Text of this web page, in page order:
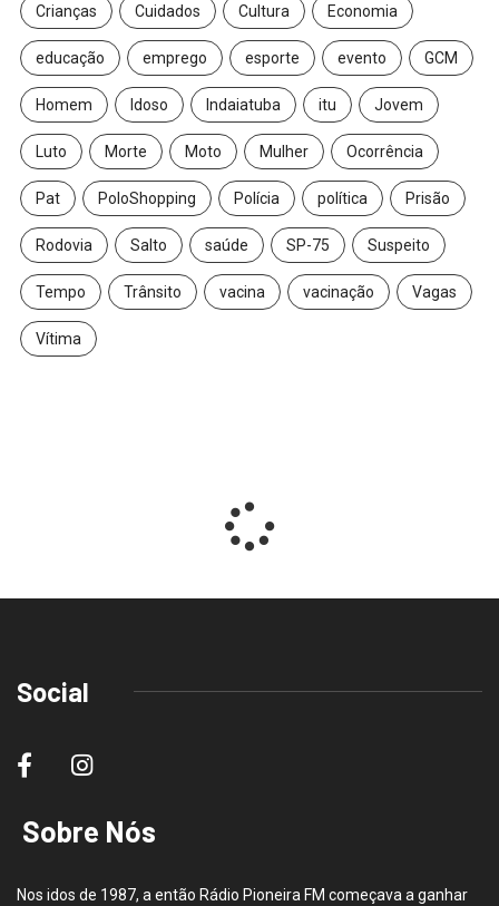
Crianças Cuidados Cultura Economia
educação emprego esporte evento GCM
Homem Idoso Indaiatuba itu Jovem
Luto Morte Moto Mulher Ocorrência
Pat PoloShopping Polícia política Prisão
Rodovia Salto saúde SP-75 Suspeito
Tempo Trânsito vacina vacinação Vagas
Vítima
Social
Sobre Nós
Nos idos de 1987, a então Rádio Pioneira FM começava a ganhar